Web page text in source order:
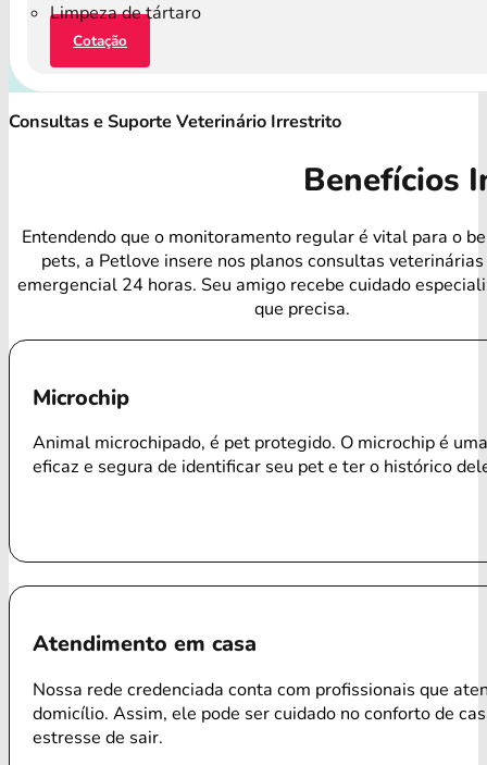
Limpeza de tártaro
Cotação
Consultas e Suporte Veterinário Irrestrito
Benefícios
Entendendo que o monitoramento regular é vital para o
pets, a Petlove insere nos planos consultas
emergencial 24 horas. Seu amigo recebe cuidado
que precisa.
Microchip
Animal microchipado, é pet protegido. O microchip é
eficaz e segura de identificar seu pet e ter o histórico
Atendimento em casa
Nossa rede credenciada conta com profissionais que
domicílio. Assim, ele pode ser cuidado no conforto de
estresse de sair.